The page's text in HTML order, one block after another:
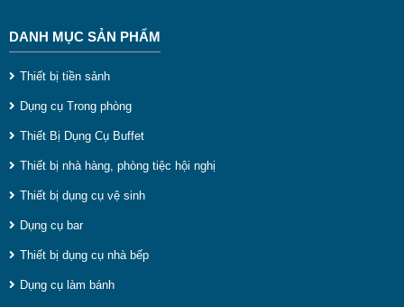
DANH MỤC SẢN PHẨM
Thiết bị tiền sảnh
Dụng cụ Trong phòng
Thiết Bị Dụng Cụ Buffet
Thiết bị nhà hàng, phòng tiệc hội nghị
Thiết bị dụng cụ vệ sinh
Dụng cụ bar
Thiết bị dụng cụ nhà bếp
Dụng cụ làm bánh